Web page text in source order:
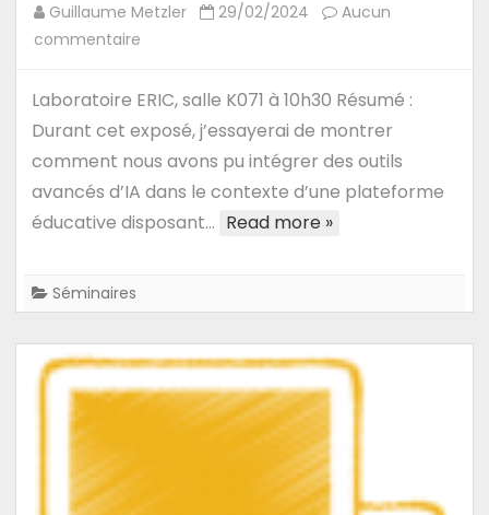
Guillaume Metzler 29/02/2024
Aucun
commentaire
–
Séminaire
de
Abdelkader
Zighed
des
Universités
:
Utilisation
d’outils
pour
Laboratoire ERIC, salle K071 à 10h30 Résumé :
Durant cet exposé, j’essayerai de montrer
comment nous avons pu intégrer des outils
avancés d’IA dans le contexte d’une plateforme
éducative disposant… Read more »
Séminaires